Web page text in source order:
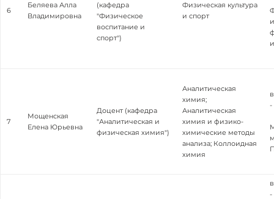
6
Беляева Алла
Владимировна
(кафедра
"Физическое
воспитание и
спорт")
Физическая культура
и спорт
7
Мощенская
Елена Юрьевна
Доцент (кафедра
"Аналитическая и
физическая химия")
Аналитическая
химия;
Аналитическая
химия и физико-
химические методы
анализа; Коллоидная
химия
-
-